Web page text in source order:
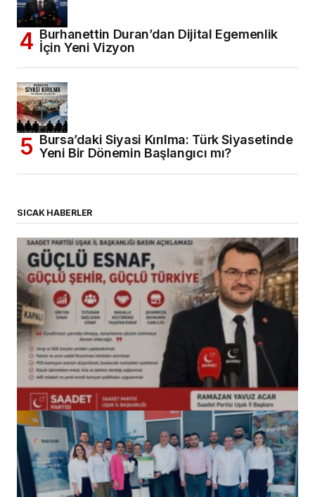
Burhanettin Duran’dan Dijital Egemenlik
İçin Yeni Vizyon
Bursa’daki Siyasi Kırılma: Türk Siyasetinde
Yeni Bir Dönemin Başlangıcı mı?
SICAK HABERLER
(başlıksız)
Alaattin Karahan tarafından 14/07/2026